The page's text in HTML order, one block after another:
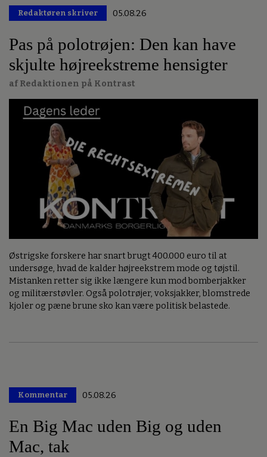
Redaktøren skriver 05.08.26
Pas på polotrøjen: Den kan have
skjulte højreekstreme hensigter
af Redaktionen på Kontrast
Østrigske forskere har snart brugt 400.000 euro til at
undersøge, hvad de kalder højreekstrem mode og tøjstil.
Mistanken retter sig ikke længere kun mod bomberjakker
og militærstøvler. Også polotrøjer, voksjakker, blomstrede
kjoler og pæne brune sko kan være politisk belastede.
Kommentar 05.08.26
En Big Mac uden Big og uden
Mac, tak